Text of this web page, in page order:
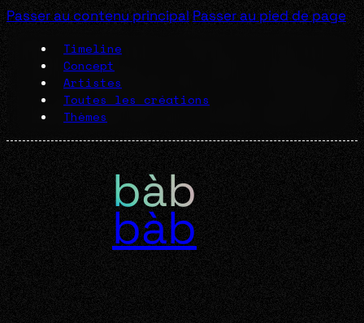
Passer au contenu principal Passer au pied de page
Timeline
Concept
Artistes
Toutes les créations
Thèmes
bàb